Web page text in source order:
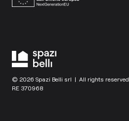
© 2026 Spazi Belli srl | All rights
RE 370968